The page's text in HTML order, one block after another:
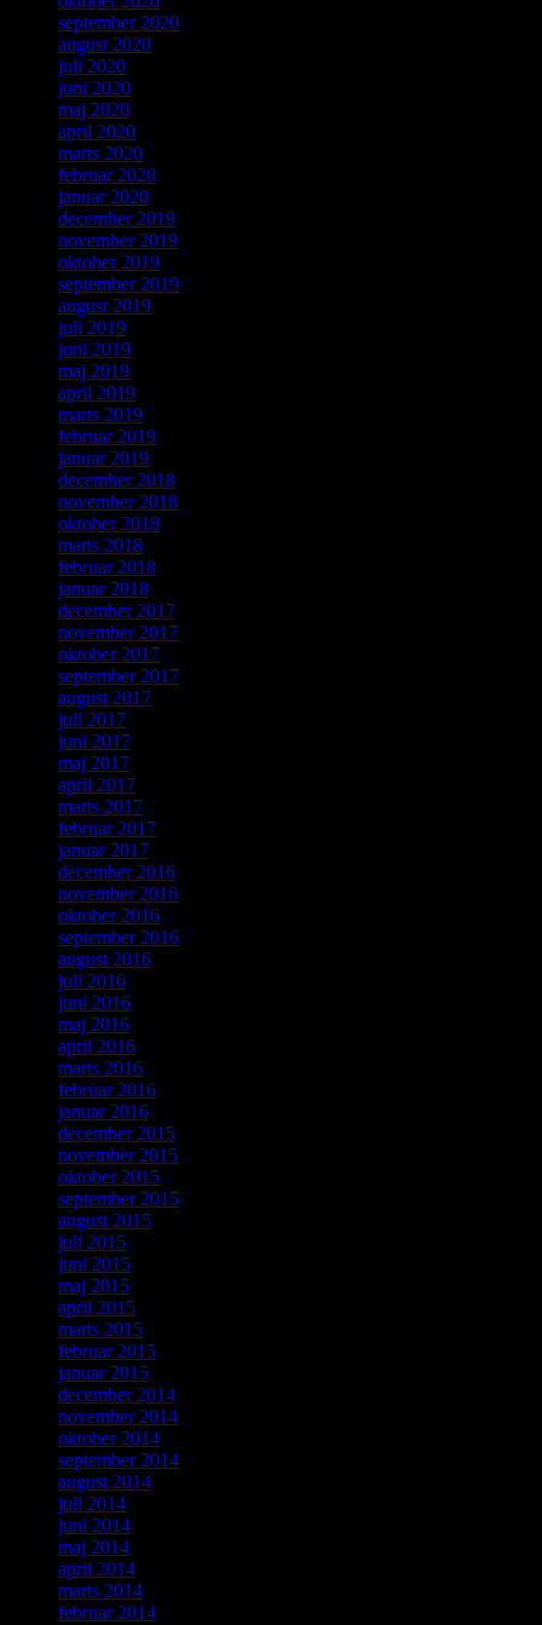
september 2020
august 2020
juli 2020
juni 2020
maj 2020
april 2020
marts 2020
februar 2020
januar 2020
december 2019
november 2019
oktober 2019
september 2019
august 2019
juli 2019
juni 2019
maj 2019
april 2019
marts 2019
februar 2019
januar 2019
december 2018
november 2018
oktober 2018
marts 2018
februar 2018
januar 2018
december 2017
november 2017
oktober 2017
september 2017
august 2017
juli 2017
juni 2017
maj 2017
april 2017
marts 2017
februar 2017
januar 2017
december 2016
november 2016
oktober 2016
september 2016
august 2016
juli 2016
juni 2016
maj 2016
april 2016
marts 2016
februar 2016
januar 2016
december 2015
november 2015
oktober 2015
september 2015
august 2015
juli 2015
juni 2015
maj 2015
april 2015
marts 2015
februar 2015
januar 2015
december 2014
november 2014
oktober 2014
september 2014
august 2014
juli 2014
juni 2014
maj 2014
april 2014
marts 2014
februar 2014